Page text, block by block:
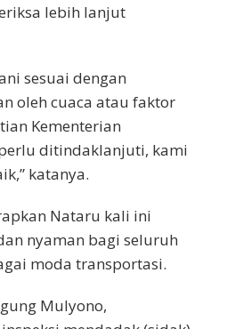
lebih lanjut
sesuai dengan
oleh cuaca atau faktor
Kementerian
ditindaklanjuti, kami
katanya.
Nataru kali ini
nyaman bagi seluruh
moda transportasi.
Mulyono,